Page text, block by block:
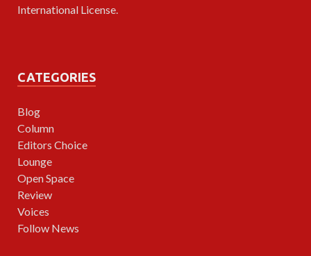
International License.
CATEGORIES
Blog
Column
Editors Choice
Lounge
Open Space
Review
Voices
Follow News